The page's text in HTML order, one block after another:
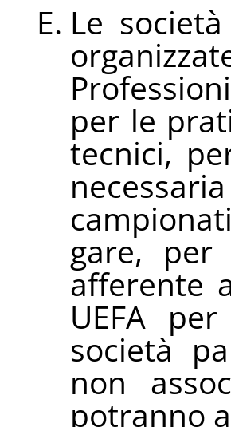
Le
per le
tecnici,
gare, per
afferente
UEFA
società
non
potranno